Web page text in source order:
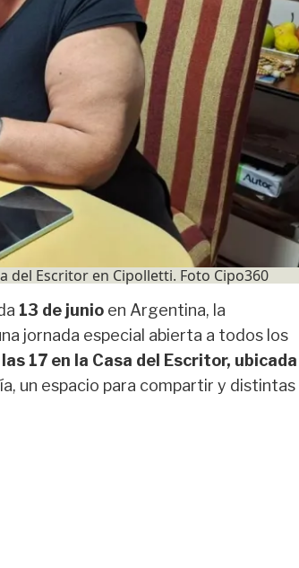
del Escritor en Cipolletti. Foto Cipo360
13 de junio en Argentina, la
jornada especial abierta a todos los
17 en la Casa del Escritor, ubicada
un espacio para compartir y distintas